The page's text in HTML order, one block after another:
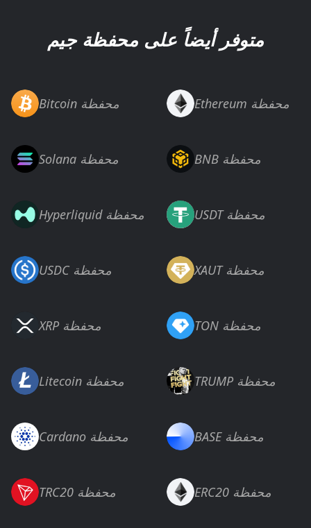
متوفر أيضاً على محفظة جيم
Bitcoin محفظة Ethereum محفظة
Solana محفظة BNB محفظة
Hyperliquid محفظة USDT محفظة
USDC محفظة XAUT محفظة
XRP محفظة TON محفظة
Litecoin محفظة TRUMP محفظة
Cardano محفظة BASE محفظة
TRC20 محفظة ERC20 محفظة